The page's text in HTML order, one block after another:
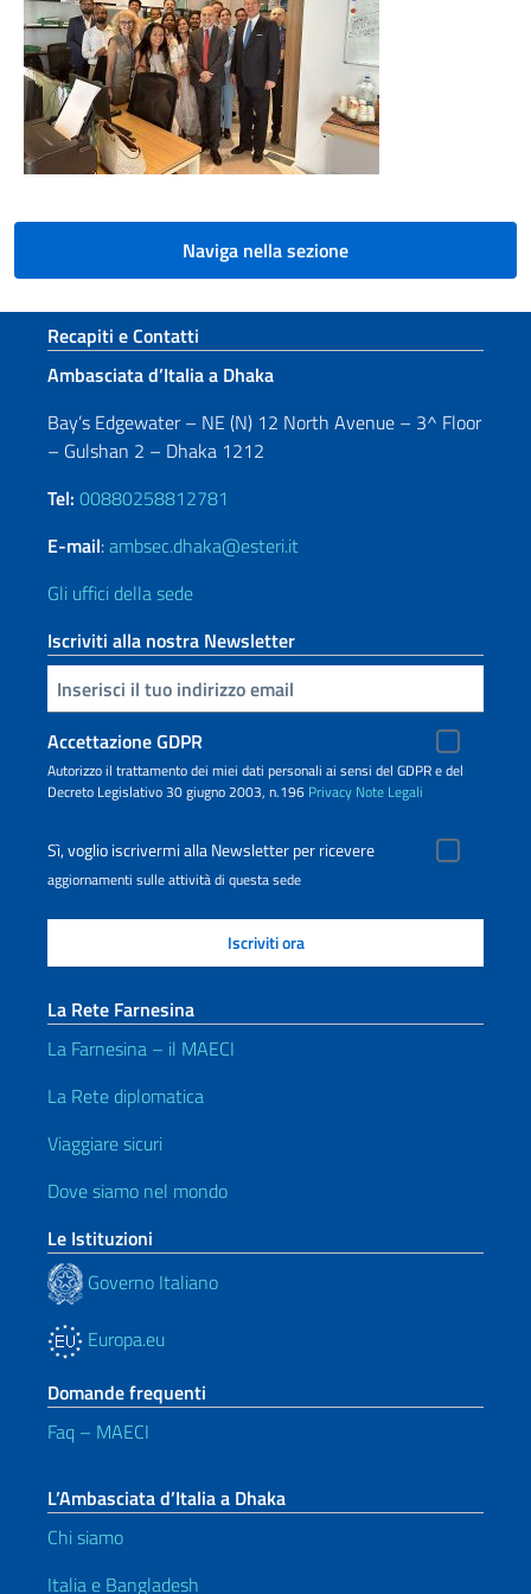
Naviga nella sezione
Sezione footer
Recapiti e Contatti
Ambasciata d’Italia a Dhaka
Bay’s Edgewater – NE (N) 12 North Avenue – 3^ Floor
– Gulshan 2 – Dhaka 1212
Tel: 00880258812781
E-mail:ambsec.dhaka@esteri.it
Gli uffici della sede
Iscriviti alla nostra Newsletter
Inserisci la tua email
Accettazione GDPR
Autorizzo il trattamento dei miei dati personali ai sensi del GDPR e del
Decreto Legislativo 30 giugno 2003, n.196 Privacy Note Legali
Sì, voglio iscrivermi alla Newsletter per ricevere
aggiornamenti sulle attività di questa sede
La Rete Farnesina
La Farnesina – il MAECI
La Rete diplomatica
Viaggiare sicuri
Dove siamo nel mondo
Le Istituzioni
Governo Italiano
Europa.eu
Domande frequenti
Faq – MAECI
L’Ambasciata d’Italia a Dhaka
Chi siamo
Italia e Bangladesh